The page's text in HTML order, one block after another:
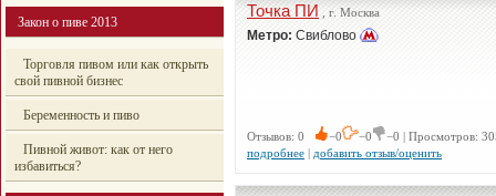
Закон о пиве 2013
Торговля пивом или как открыть
свой пивной бизнес
Беременность и пиво
Пивной живот: как от него
избавиться?
Точка ПИ, г. Москва
Метро: Свиблово
Отзывов: 0 −0 −0
−0 | Просмотров:
подробнее | добавить отзыв/оценить